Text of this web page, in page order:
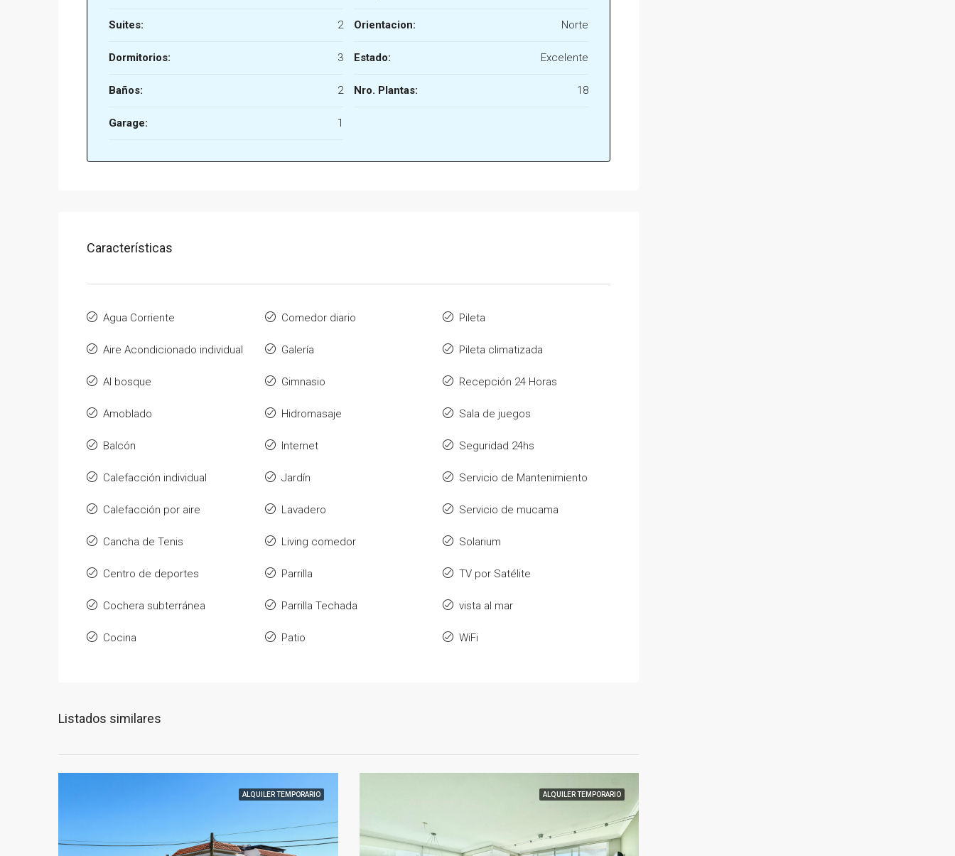
Suites: 2
Dormitorios: 3
Baños: 2
Garage: 1
Orientacion: Norte
Estado: Excelente
Nro. Plantas: 18
Características
Agua Corriente
Aire Acondicionado individual
Al bosque
Amoblado
Balcón
Calefacción individual
Calefacción por aire
Cancha de Tenis
Centro de deportes
Cochera subterránea
Cocina
Comedor diario
Galería
Gimnasio
Hidromasaje
Internet
Jardín
Lavadero
Living comedor
Parrilla
Parrilla Techada
Patio
Pileta
Pileta climatizada
Recepción 24 Horas
Sala de juegos
Seguridad 24hs
Servicio de Mantenimiento
Servicio de mucama
Solarium
TV por Satélite
vista al mar
WiFi
Listados similares
ALQUILER TEMPORARIO ALQUILER TEMPORARIO